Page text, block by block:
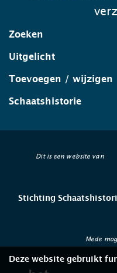
Zoeken
Uitgelicht
Toevoegen / wijzigen
Schaatshistorie
Dit is een website van
Stichting
Mede
Deze website gebruikt